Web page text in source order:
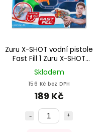
Zuru X-SHOT vodní pistole
Fast Fill 1 Zuru X-SHOT
vodní pistole Fast Fill
Skladem
156 Kč bez DPH
189 Kč